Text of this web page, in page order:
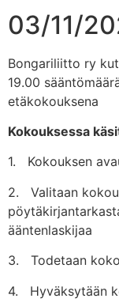
03/11/
Bongariliitto ry
19.00
etäkokouksena
Kokouksessa
1. Kokouksen
2. Valitaan
ääntenlaskijaa
3. Todetaan
4. Hyväksytään